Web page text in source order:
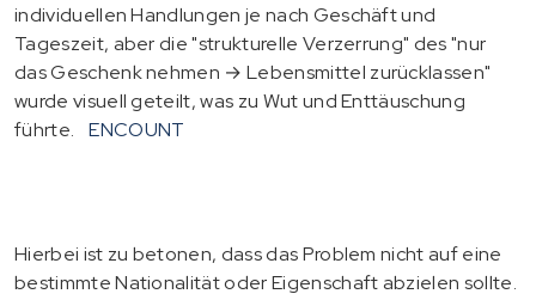
individuellen Handlungen je nach Geschäft und
Tageszeit, aber die "strukturelle Verzerrung" des "nur
das Geschenk nehmen → Lebensmittel zurücklassen"
wurde visuell geteilt, was zu Wut und Enttäuschung
führte.
ENCOUNT
Hierbei ist zu betonen, dass das Problem nicht auf eine
bestimmte Nationalität oder Eigenschaft abzielen sollte.